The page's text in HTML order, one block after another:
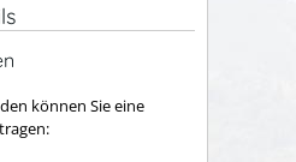
können Sie eine